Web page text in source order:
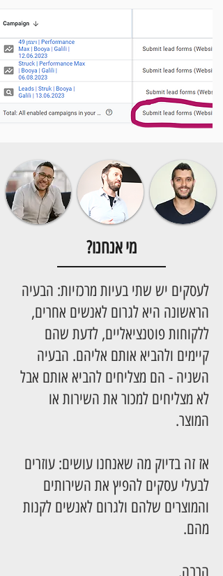
מי אנחנו?
לעסקים יש שתי בעיות מרכזיות: הבעיה
הראשונה היא לגרום לאנשים אחרים,
ללקוחות פוטנציאליים, לדעת שהם
קיימים ולהביא אותם אליהם. הבעיה
השניה - הם מצליחים להביא אותם אבל
לא מצליחים למכור את השירות או
המוצר.
אז זה בדיוק מה שאנחנו עושים: עוזרים
לבעלי עסקים להפיץ את השירותים
והמוצרים שלהם ולגרום לאנשים לקנות
מהם.
הרבה.